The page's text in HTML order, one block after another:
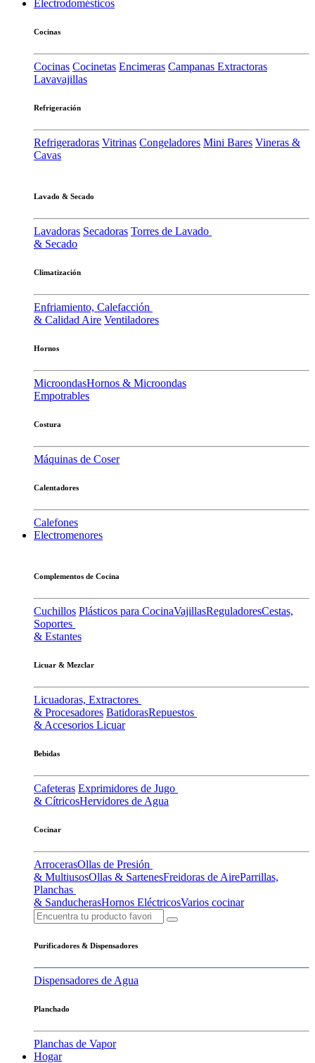
Electrodomésticos
Cocinas
Cocinas Cocinetas Encimeras Campanas Extractoras
Lavavajillas
Refrigeración
Refrigeradoras Vitrinas Congeladores Mini Bares Vineras &
Cavas
Lavado & Secado
Lavadoras Secadoras Torres de Lavado
& Secado
Climatización
Enfriamiento, Calefacción
& Calidad Aire Ventiladores
Hornos
MicroondasHornos & Microondas
Empotrables
Costura
Máquinas de Coser
Calentadores
Calefones
Electromenores
Complementos de Cocina
Cuchillos Plásticos para CocinaVajillasReguladoresCestas,
Soportes
& Estantes
Licuar & Mezclar
Licuadoras, Extractores
& Procesadores BatidorasRepuestos
& Accesorios Licuar
Bebidas
Cafeteras Exprimidores de Jugo
& CítricosHervidores de Agua
Cocinar
ArrocerasOllas de Presión
& MultiusosOllas & SartenesFreidoras de AireParrillas,
Planchas
& SanducherasHornos EléctricosVarios cocinar
Purificadores & Dispensadores
Dispensadores de Agua
Planchado
Planchas de Vapor
Hogar